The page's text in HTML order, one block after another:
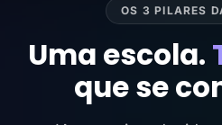
OS 3 PILARES
Uma escola.
que se